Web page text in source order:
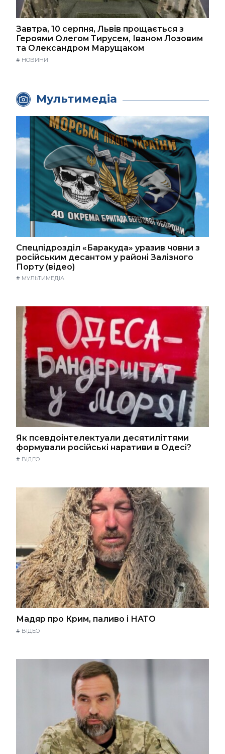
Завтра, 10 серпня, Львів прощається з
Героями Олегом Тирусем, Іваном Лозовим
та Олександром Марущаком
# НОВИНИ
Мультимедіа
Спецпідрозділ «Баракуда» уразив човни з
російським десантом у районі Залізного
Порту (відео)
# МУЛЬТИМЕДІА
Як псевдоінтелектуали десятиліттями
формували російські наративи в Одесі?
# ВІДЕО
Мадяр про Крим, паливо і НАТО
# ВІДЕО